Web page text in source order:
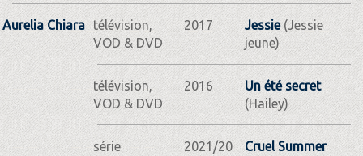
Aurelia Chiara télévision,
VOD & DVD
2017 Jessie(Jessie
jeune)
télévision,
VOD & DVD
2016
Un été secret
(Hailey)
série
2021/20
Cruel Summer